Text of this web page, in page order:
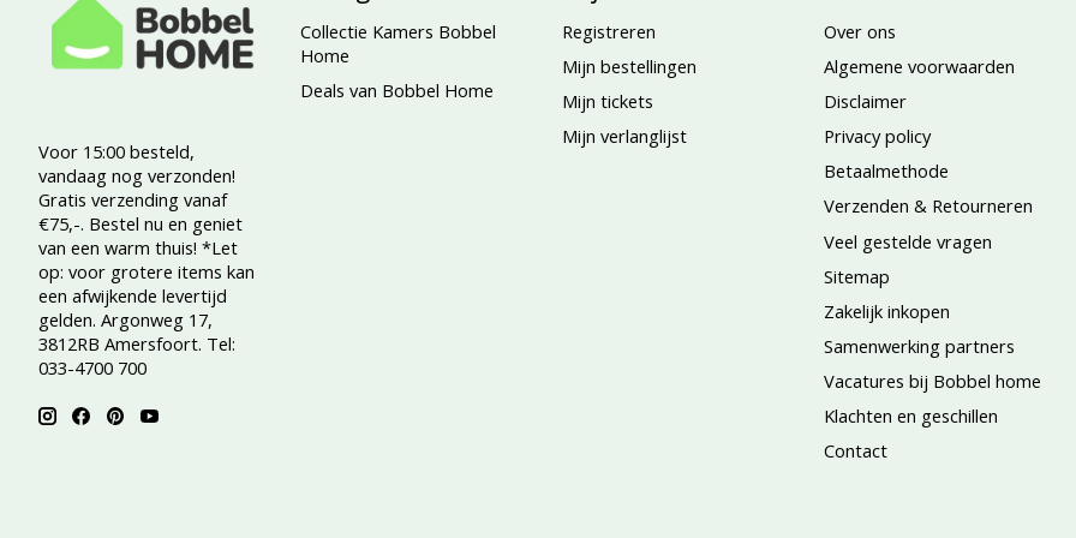
Voor 15:00 besteld,
vandaag nog verzonden!
Gratis verzending vanaf
€75,-. Bestel nu en geniet
van een warm thuis! *Let
op: voor grotere items kan
een afwijkende levertijd
gelden. Argonweg 17,
3812RB Amersfoort. Tel:
033-4700 700
Collectie Kamers Bobbel
Home
Deals van Bobbel Home
Registreren
Mijn bestellingen
Mijn tickets
Mijn verlanglijst
Over ons
Algemene voorwaarden
Disclaimer
Privacy policy
Betaalmethode
Verzenden & Retourneren
Veel gestelde vragen
Sitemap
Zakelijk inkopen
Samenwerking partners
Vacatures bij Bobbel home
Klachten en geschillen
Contact